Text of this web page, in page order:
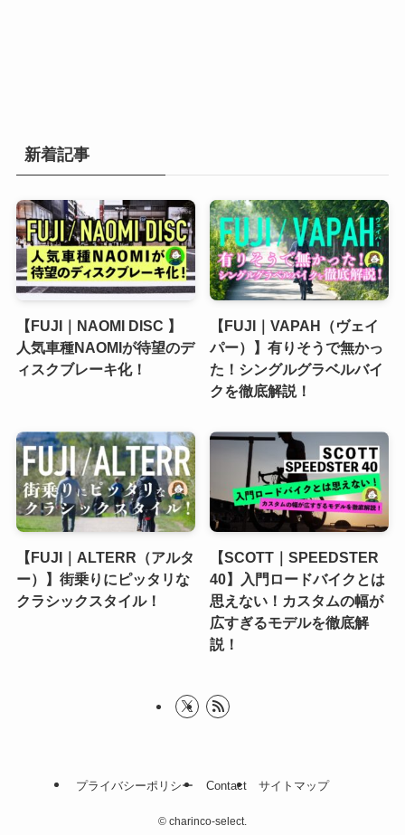
新着記事
【FUJI｜NAOMI DISC 】
人気車種NAOMIが待望のデ
ィスクブレーキ化！
【FUJI｜VAPAH（ヴェイ
パー）】有りそうで無かっ
た！シングルグラベルバイ
クを徹底解説！
【FUJI｜ALTERR（アルタ
ー）】街乗りにピッタリな
クラシックスタイル！
【SCOTT｜SPEEDSTER
40】入門ロードバイクとは
思えない！カスタムの幅が
広すぎるモデルを徹底解
説！
プライバシーポリシー Contact サイトマップ
© charinco-select.